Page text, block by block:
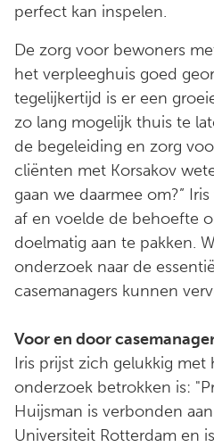
perfect kan inspelen.
De zorg voor bewoners
het verpleeghuis goed
tegelijkertijd is er een
zo lang mogelijk thuis te
de begeleiding en zorg
cliënten met Korsakov
gaan we daarmee om?”
af en voelde de behoefte
doelmatig aan te pakken.
onderzoek naar de
casemanagers kunnen
Voor en door
Iris prijst zich gelukkig met
onderzoek betrokken is:
Huijsman is verbonden
Universiteit Rotterdam en